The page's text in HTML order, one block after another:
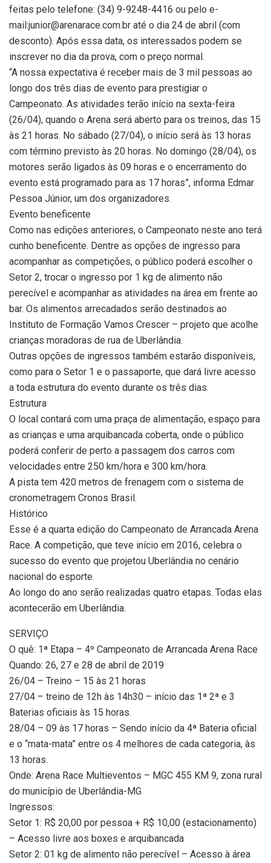
feitas pelo telefone: (34) 9-9248-4416 ou pelo e-
mail:junior@arenarace.com.br até o dia 24 de abril (com
desconto). Após essa data, os interessados podem se
inscrever no dia da prova, com o preço normal.
“A nossa expectativa é receber mais de 3 mil pessoas ao
longo dos três dias de evento para prestigiar o
Campeonato. As atividades terão início na sexta-feira
(26/04), quando o Arena será aberto para os treinos, das 15
às 21 horas. No sábado (27/04), o início será às 13 horas
com término previsto às 20 horas. No domingo (28/04), os
motores serão ligados às 09 horas e o encerramento do
evento está programado para as 17 horas”, informa Edmar
Pessoa Júnior, um dos organizadores.
Evento beneficente
Como nas edições anteriores, o Campeonato neste ano terá
cunho beneficente. Dentre as opções de ingresso para
acompanhar as competições, o público poderá escolher o
Setor 2, trocar o ingresso por 1 kg de alimento não
perecível e acompanhar as atividades na área em frente ao
bar. Os alimentos arrecadados serão destinados ao
Instituto de Formação Vamos Crescer – projeto que acolhe
crianças moradoras de rua de Uberlândia.
Outras opções de ingressos também estarão disponíveis,
como para o Setor 1 e o passaporte, que dará livre acesso
a toda estrutura do evento durante os três dias.
Estrutura
O local contará com uma praça de alimentação, espaço para
as crianças e uma arquibancada coberta, onde o público
poderá conferir de perto a passagem dos carros com
velocidades entre 250 km/hora e 300 km/hora.
A pista tem 420 metros de frenagem com o sistema de
cronometragem Cronos Brasil.
Histórico
Esse é a quarta edição do Campeonato de Arrancada Arena
Race. A competição, que teve início em 2016, celebra o
sucesso do evento que projetou Uberlândia no cenário
nacional do esporte.
Ao longo do ano serão realizadas quatro etapas. Todas elas
acontecerão em Uberlândia.
SERVIÇO
O quê: 1ª Etapa – 4º Campeonato de Arrancada Arena Race
Quando: 26, 27 e 28 de abril de 2019
26/04 – Treino – 15 às 21 horas
27/04 – treino de 12h às 14h30 – início das 1ª 2ª e 3
Baterias oficiais às 15 horas.
28/04 – 09 às 17 horas – Sendo início da 4ª Bateria oficial
e o “mata-mata” entre os 4 melhores de cada categoria, às
13 horas.
Onde: Arena Race Multieventos – MGC 455 KM 9, zona rural
do município de Uberlândia-MG
Ingressos:
Setor 1: R$ 20,00 por pessoa + R$ 10,00 (estacionamento)
– Acesso livre aos boxes e arquibancada
Setor 2: 01 kg de alimento não perecível – Acesso à área